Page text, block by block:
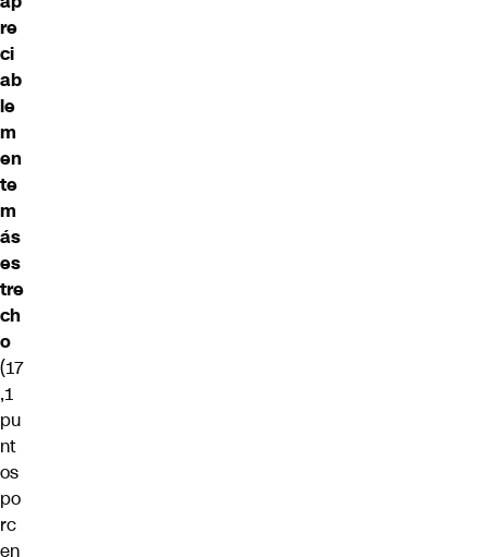
re
ci
ab
le
m
en
te
m
ás
es
tre
ch
o
(17
,1
pu
nt
os
po
rc
en